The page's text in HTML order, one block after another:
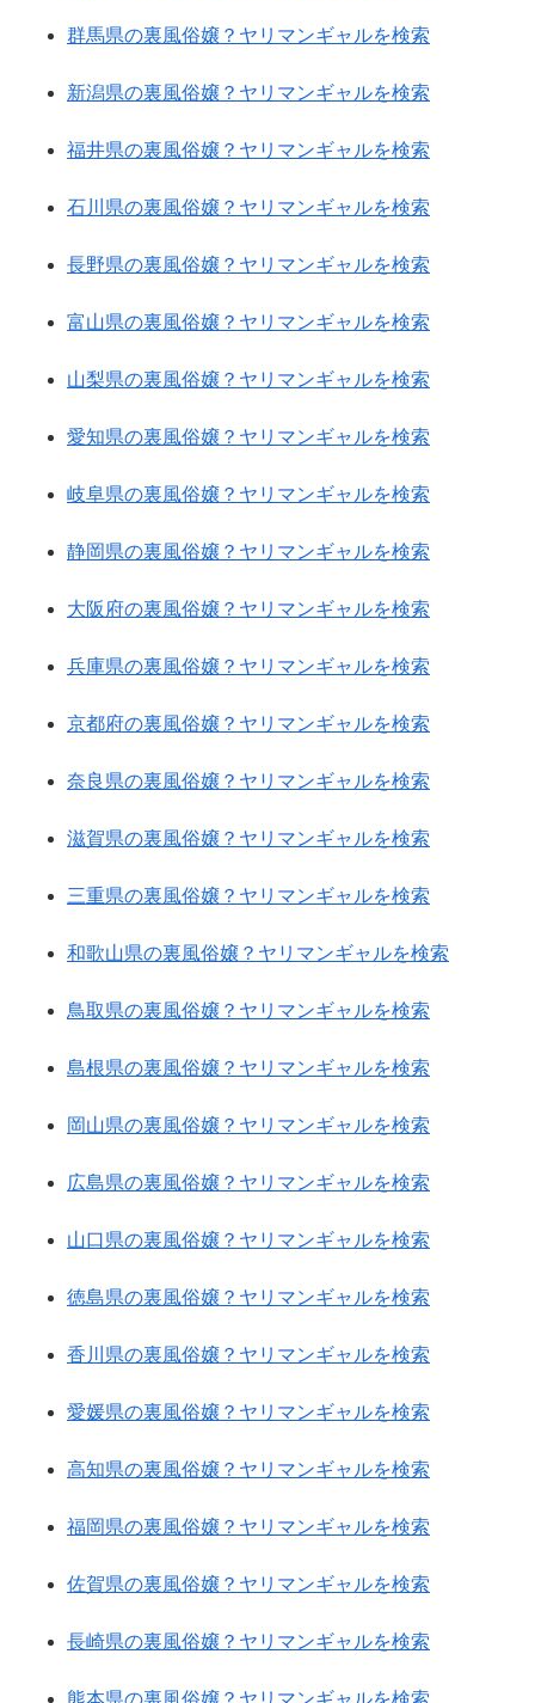
群馬県の裏風俗嬢？ヤリマンギャルを検索
新潟県の裏風俗嬢？ヤリマンギャルを検索
福井県の裏風俗嬢？ヤリマンギャルを検索
石川県の裏風俗嬢？ヤリマンギャルを検索
長野県の裏風俗嬢？ヤリマンギャルを検索
富山県の裏風俗嬢？ヤリマンギャルを検索
山梨県の裏風俗嬢？ヤリマンギャルを検索
愛知県の裏風俗嬢？ヤリマンギャルを検索
岐阜県の裏風俗嬢？ヤリマンギャルを検索
静岡県の裏風俗嬢？ヤリマンギャルを検索
大阪府の裏風俗嬢？ヤリマンギャルを検索
兵庫県の裏風俗嬢？ヤリマンギャルを検索
京都府の裏風俗嬢？ヤリマンギャルを検索
奈良県の裏風俗嬢？ヤリマンギャルを検索
滋賀県の裏風俗嬢？ヤリマンギャルを検索
三重県の裏風俗嬢？ヤリマンギャルを検索
和歌山県の裏風俗嬢？ヤリマンギャルを検索
鳥取県の裏風俗嬢？ヤリマンギャルを検索
島根県の裏風俗嬢？ヤリマンギャルを検索
岡山県の裏風俗嬢？ヤリマンギャルを検索
広島県の裏風俗嬢？ヤリマンギャルを検索
山口県の裏風俗嬢？ヤリマンギャルを検索
徳島県の裏風俗嬢？ヤリマンギャルを検索
香川県の裏風俗嬢？ヤリマンギャルを検索
愛媛県の裏風俗嬢？ヤリマンギャルを検索
高知県の裏風俗嬢？ヤリマンギャルを検索
福岡県の裏風俗嬢？ヤリマンギャルを検索
佐賀県の裏風俗嬢？ヤリマンギャルを検索
長崎県の裏風俗嬢？ヤリマンギャルを検索
熊本県の裏風俗嬢？ヤリマンギャルを検索